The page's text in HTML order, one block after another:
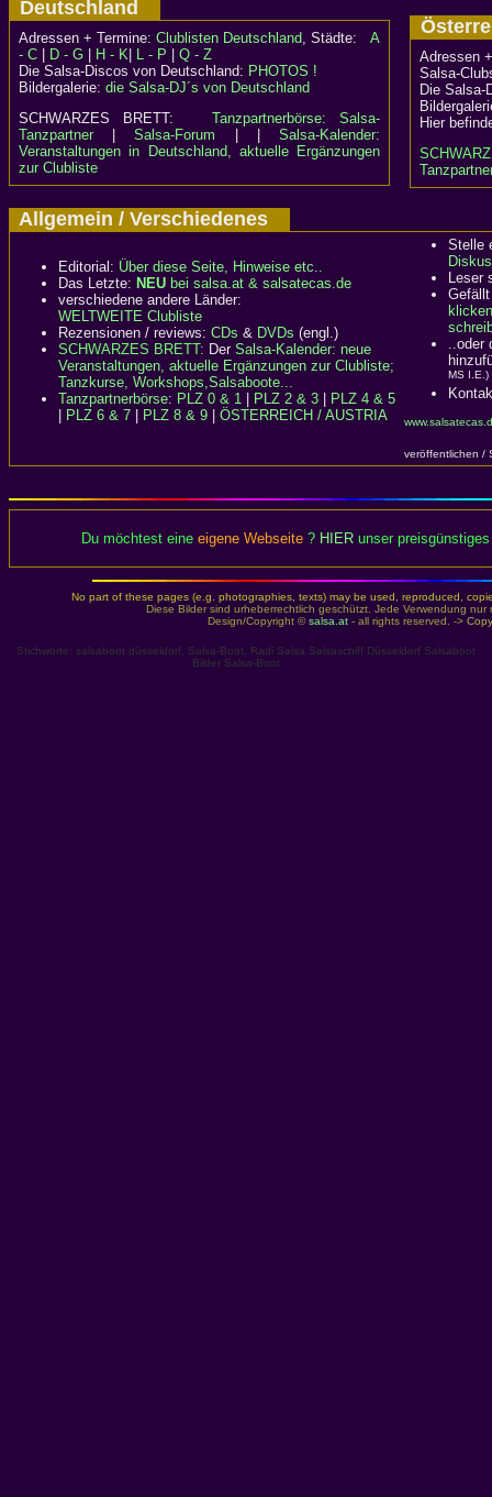
Deutschland
Adressen + Termine: Clublisten Deutschland, Städte: A
- C
D - G H - K L - P
Q - Z
Die Salsa-Discos von Deutschland: PHOTOS !
Bildergalerie: die Salsa-DJ´s von Deutschland
SCHWARZES BRETT:Tanzpartnerbörse: Salsa-
Tanzpartner|Salsa-Forum | |Salsa-Kalender:
Veranstaltungen in Deutschland, aktuelle Ergänzungen
zur Clubliste
Adressen
Salsa-
Die
Hier
Allgemein / Verschiedenes
Editorial: Über diese Seite, Hinweise etc..
Das Letzte: NEU bei salsa.at & salsatecas.de
verschiedene andere Länder:
WELTWEITE Clubliste
Rezensionen / reviews: CDs & DVDs (engl.)
SCHWARZES BRETT: Der Salsa-Kalender: neue
Veranstaltungen, aktuelle Ergänzungen zur Clubliste;
Tanzkurse, Workshops,Salsaboote...
Tanzpartnerbörse: PLZ 0 & 1 PLZ 2 & 3
PLZ 4 & 5
PLZ 6 & 7 PLZ 8 & 9 ÖSTERREICH / AUSTRIA
Stelle
Leser
klicken
..oder
MS I.E.)
veröffentlichen /
Du möchtest eine eigene Webseite ? HIER unser
No part of these pages (e.g. photographies, texts) may be used, reproduced,
Diese Bilder sind urheberrechtlich geschützt. Jede Verwendung
Design/Copyright ©salsa.at - all rights reserved. ->
Stichworte: salsaboot düsseldorf, Salsa-Boot, Radi Salsa Salsaschiff Düsseldorf Salsaboot
Bilder Salsa-Boot